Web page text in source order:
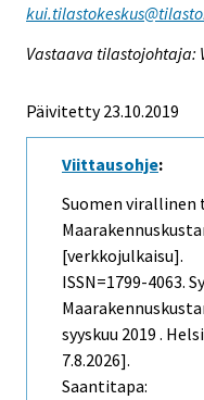
Vastaava tilastojohtaja:
Päivitetty 23.10.2019
Viittausohje:
Suomen virallinen
[verkkojulkaisu].
ISSN=1799-4063.
syyskuu 2019 .
7.8.2026].
Saantitapa: